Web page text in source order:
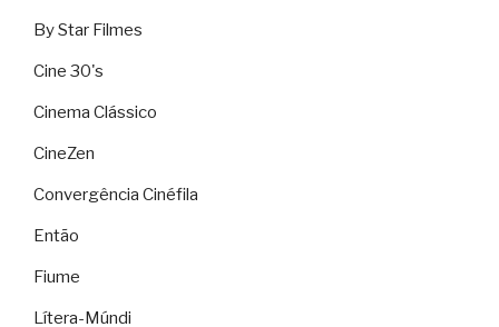
By Star Filmes
Cine 30's
Cinema Clássico
CineZen
Convergência Cinéfila
Então
Fiume
Lítera-Múndi